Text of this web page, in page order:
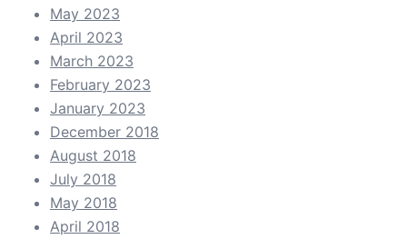
May 2023
April 2023
March 2023
February 2023
January 2023
December 2018
August 2018
July 2018
May 2018
April 2018